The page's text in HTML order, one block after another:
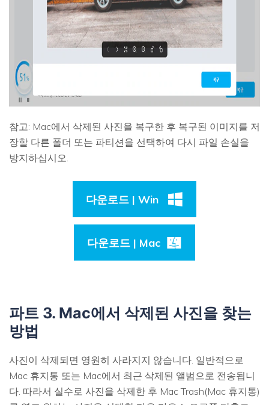
참고: Mac에서 삭제된 사진을 복구한 후 복구된 이미지를 저
장할 다른 폴더 또는 파티션을 선택하여 다시 파일 손실을
방지하십시오.
다운로드 | Win
다운로드 | Mac
파트 3. Mac에서 삭제된 사진을 찾는
방법
사진이 삭제되면 영원히 사라지지 않습니다. 일반적으로
Mac 휴지통 또는 Mac에서 최근 삭제된 앨범으로 전송됩니
다. 따라서 실수로 사진을 삭제한 후 Mac Trash(Mac 휴지통)